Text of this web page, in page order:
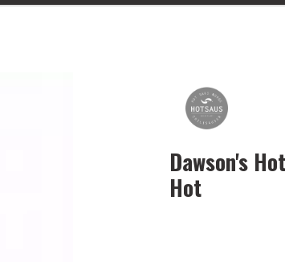
Dawson's
Hot